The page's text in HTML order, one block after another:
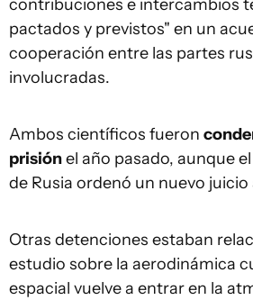
contribuciones e intercambios
pactados y previstos" en un
cooperación entre las partes
involucradas.
Ambos científicos fueron
prisiónel año pasado, aunque
de Rusia ordenó un nuevo juicio
Otras detenciones estaban
estudio sobre la aerodinámica
espacial vuelve a entrar en la